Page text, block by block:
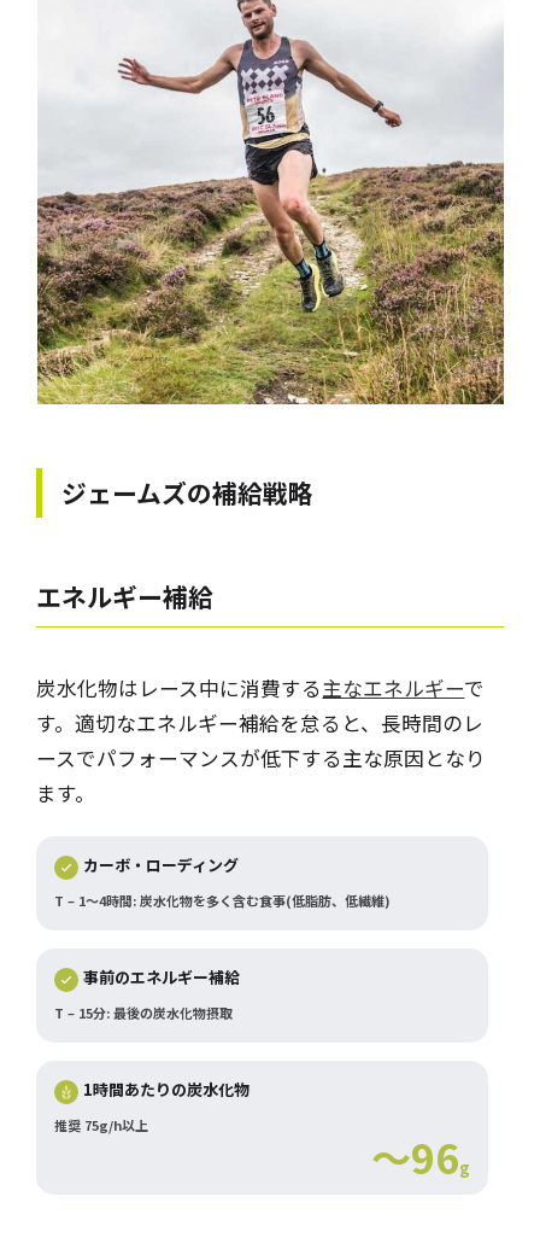
ジェームズの補給戦略
エネルギー補給
炭水化物はレース中に消費する主なエネルギーで
す。適切なエネルギー補給を怠ると、長時間のレ
ースでパフォーマンスが低下する主な原因となり
ます。
カーボ・ローディング
T – 1～4時間: 炭水化物を多く含む食事(低脂肪、低繊維)
事前のエネルギー補給
T – 15分: 最後の炭水化物摂取
1時間あたりの炭水化物
推奨 75g/h以上
～96g